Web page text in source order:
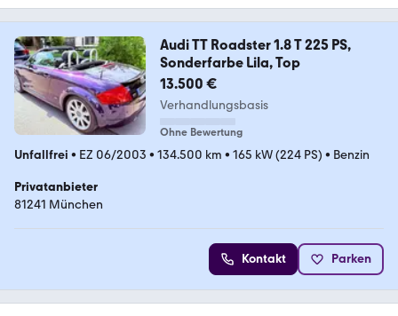
Audi TT Roadster 1.8 T 225 PS,
Sonderfarbe Lila, Top
13.500 €
Verhandlungsbasis
Ohne Bewertung
Unfallfrei • EZ 06/2003 • 134.500 km • 165 kW (224 PS) • Benzin
Privatanbieter
81241 München
Kontakt Parken